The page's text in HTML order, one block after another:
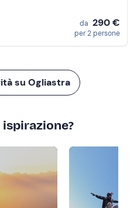
da 290 €
per 2 persone
su Ogliastra